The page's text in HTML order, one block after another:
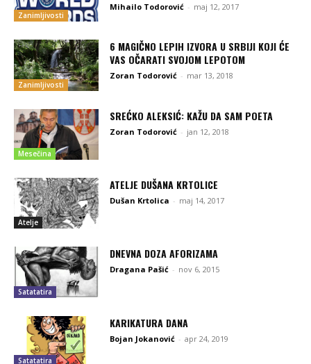
Zanimljivosti
Mihailo Todorović - maj 12, 2017
Zanimljivosti
6 MAGIČNO LEPIH IZVORA U SRBIJI KOJI ĆE
VAS OČARATI SVOJOM LEPOTOM
Zoran Todorović - mar 13, 2018
Mesečina
SREĆKO ALEKSIĆ: KAŽU DA SAM POETA
Zoran Todorović - jan 12, 2018
Atelje
ATELJE DUŠANA KRTOLICE
Dušan Krtolica - maj 14, 2017
Satatatira
DNEVNA DOZA AFORIZAMA
Dragana Pašić - nov 6, 2015
Satatatira
KARIKATURA DANA
Bojan Jokanović - apr 24, 2019